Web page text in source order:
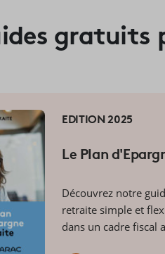
gratuits
EDITION 2025
Le Plan
Découvrez notre
retraite simple et
dans un cadre fiscal